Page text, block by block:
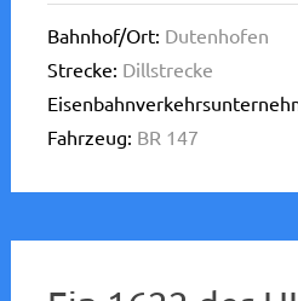
Bahnhof/Ort: Dutenhofen
Strecke: Dillstrecke
Fahrzeug: BR 147